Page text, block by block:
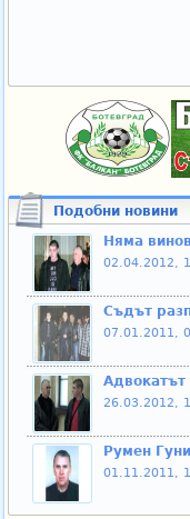
Подобни новини
Няма
02.04.2012,
Съдът
07.01.2011,
Адвокатът
26.03.2012,
Румен
01.11.2011,